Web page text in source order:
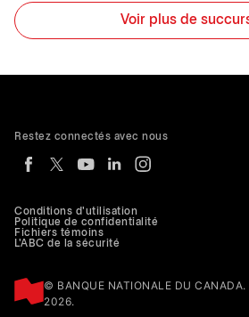
Voir plus de
Conditions d'utilisation
Politique de confidentialité
Fichiers témoins
L'ABC de la sécurité
© BANQUE NATIONALE DU
2026.
Restez connectés avec nous